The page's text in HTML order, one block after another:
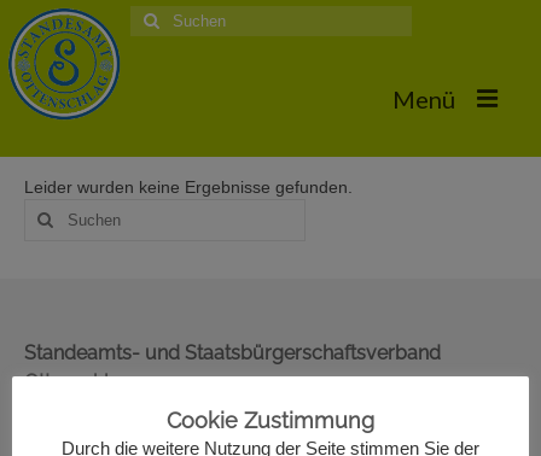
Suche
nach:
Menü
Home
Hochzeiten 2026
Hochzeiten 2024
Leider wurden keine Ergebnisse gefunden.
Suche
nach:
Standeamts- und Staatsbürgerschaftsverband
Ottenschlag
3631 Ottenschlag
Cookie Zustimmung
Durch die weitere Nutzung der Seite stimmen Sie der